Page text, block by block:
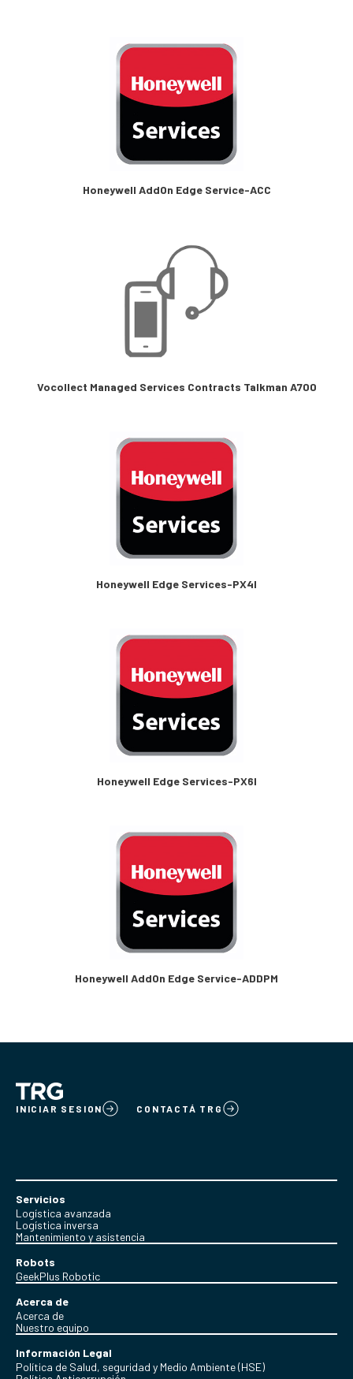
Honeywell AddOn Edge Service-ACC
Vocollect Managed Services Contracts Talkman A700
Honeywell Edge Services-PX4I
Honeywell Edge Services-PX6I
Honeywell AddOn Edge Service-ADDPM
INICIAR SESION CONTACTÁ TRG
Servicios
Logística avanzada
Logística inversa
Mantenimiento y asistencia
Robots
GeekPlus Robotic
Acerca de
Acerca de
Nuestro equipo
Información Legal
Política de Salud, seguridad y Medio Ambiente (HSE)